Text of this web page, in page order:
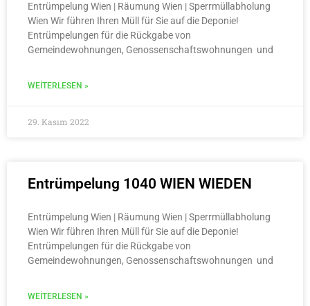
Entrümpelung Wien | Räumung Wien | Sperrmüllabholung
Wien Wir führen Ihren Müll für Sie auf die Deponie!
Entrümpelungen für die Rückgabe von
Gemeindewohnungen, Genossenschaftswohnungen und
WEITERLESEN »
29. Kasım 2022
Entrümpelung 1040 WIEN WIEDEN
Entrümpelung Wien | Räumung Wien | Sperrmüllabholung
Wien Wir führen Ihren Müll für Sie auf die Deponie!
Entrümpelungen für die Rückgabe von
Gemeindewohnungen, Genossenschaftswohnungen und
WEITERLESEN »